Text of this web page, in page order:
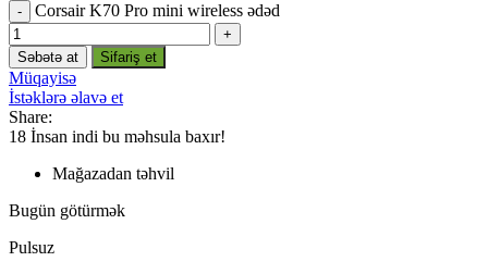
Corsair K70 Pro mini wireless ədəd
Səbətə at Sifariş et
Müqayisə
İstəklərə əlavə et
Share:
18 İnsan indi bu məhsula baxır!
Mağazadan təhvil
Bugün götürmək
Pulsuz